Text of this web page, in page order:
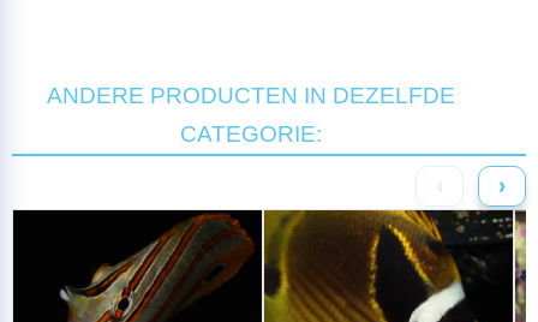
ANDERE PRODUCTEN IN DEZELFDE
CATEGORIE:
‹ ›